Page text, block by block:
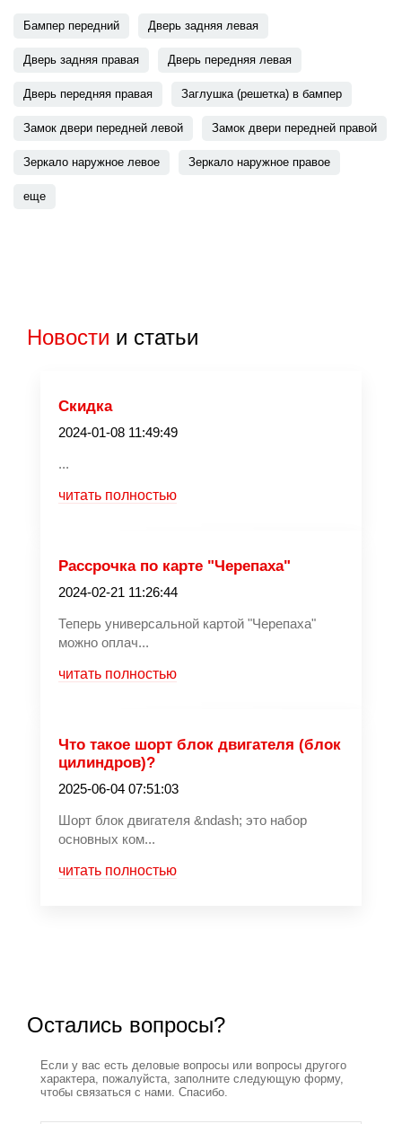
Бампер передний Дверь задняя левая
Дверь задняя правая Дверь передняя левая
Дверь передняя правая Заглушка (решетка) в бампер
Замок двери передней левой Замок двери передней правой
Зеркало наружное левое Зеркало наружное правое
еще
Новости и статьи
Скидка
2024-01-08 11:49:49
...
читать полностью
Рассрочка по карте "Черепаха"
2024-02-21 11:26:44
Теперь универсальной картой "Черепаха"
можно оплач...
читать полностью
Что такое шорт блок двигателя (блок
цилиндров)?
2025-06-04 07:51:03
Шорт блок двигателя &ndash; это набор
основных ком...
читать полностью
Остались вопросы?
Если у вас есть деловые вопросы или вопросы другого
характера, пожалуйста, заполните следующую форму,
чтобы связаться с нами. Спасибо.